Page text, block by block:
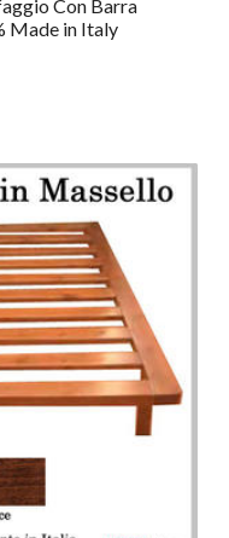
Con Barra
Made in Italy